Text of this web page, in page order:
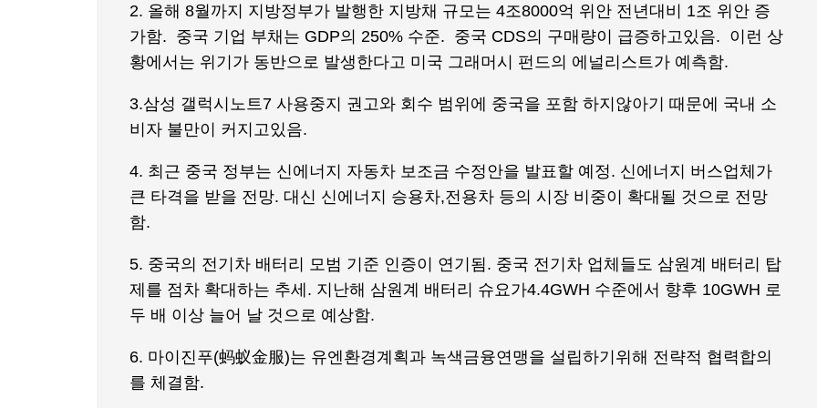
2. 올해 8월까지 지방정부가 발행한 지방채 규모는 4조8000억 위안 전년대비 1조 위안 증
가함. 중국 기업 부채는 GDP의 250% 수준. 중국 CDS의 구매량이 급증하고있음. 이런 상
황에서는 위기가 동반으로 발생한다고 미국 그래머시 펀드의 에널리스트가 예측함.
3.삼성 갤럭시노트7 사용중지 권고와 회수 범위에 중국을 포함 하지않아기 때문에 국내 소
비자 불만이 커지고있음.
4. 최근 중국 정부는 신에너지 자동차 보조금 수정안을 발표할 예정. 신에너지 버스업체가
큰 타격을 받을 전망. 대신 신에너지 승용차,전용차 등의 시장 비중이 확대될 것으로 전망
함.
5. 중국의 전기차 배터리 모범 기준 인증이 연기됨. 중국 전기차 업체들도 삼원계 배터리 탑
제를 점차 확대하는 추세. 지난해 삼원계 배터리 슈요가4.4GWH 수준에서 향후 10GWH 로
두 배 이상 늘어 날 것으로 예상함.
6. 마이진푸(蚂蚁金服)는 유엔환경계획과 녹색금융연맹을 설립하기위해 전략적 협력합의
를 체결함.